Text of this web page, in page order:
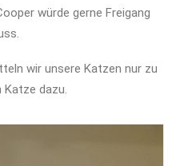
würde gerne Freigang
wir unsere Katzen nur zu
Katze dazu.